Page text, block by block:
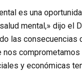
es una
mental,» dijo el
las
y económicas